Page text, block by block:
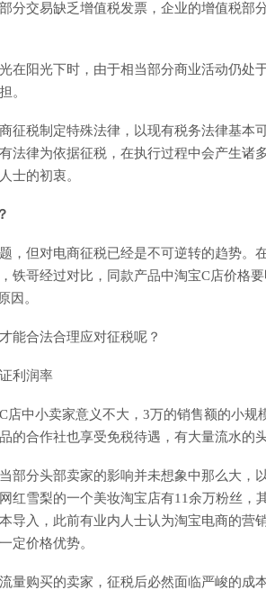
分交易缺乏增值税发票，企业的增值税部
在阳光下时，由于相当部分商业活动仍处
。
征税制定特殊法律，以现有税务法律基本
法律为依据征税，在执行过程中会产生诸
士的初衷。
，但对电商征税已经是不可逆转的趋势。
铁哥经过对比，同款产品中淘宝C店价格
因。
能合法合理应对征税呢？
利润率
店中小卖家意义不大，3万的销售额的小
的合作社也享受免税待遇，有大量流水的
部分头部卖家的影响并未想象中那么大，
红雪梨的一个美妆淘宝店有11余万粉丝，
导入，此前有业内人士认为淘宝电商的营
定价格优势。
量购买的卖家，征税后必然面临严峻的成